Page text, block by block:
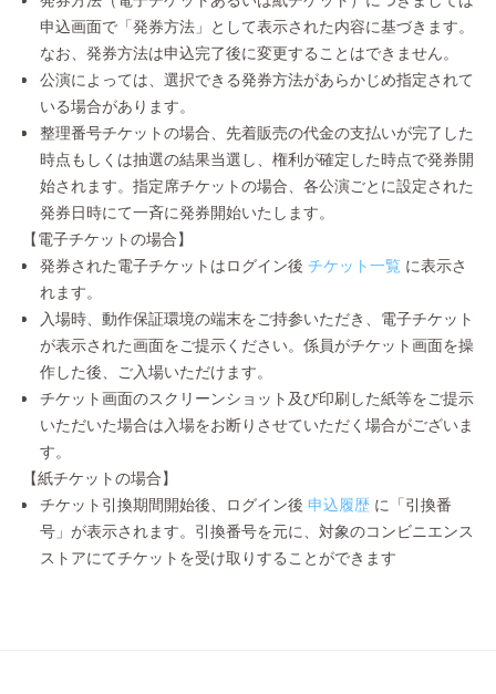
申込画面で「発券方法」として表示された内容に基づきます。
なお、発券方法は申込完了後に変更することはできません。
公演によっては、選択できる発券方法があらかじめ指定されて
いる場合があります。
整理番号チケットの場合、先着販売の代金の支払いが完了した
時点もしくは抽選の結果当選し、権利が確定した時点で発券開
始されます。指定席チケットの場合、各公演ごとに設定された
発券日時にて一斉に発券開始いたします。
【電子チケットの場合】
発券された電子チケットはログイン後 チケット一覧 に表示さ
れます。
入場時、動作保証環境の端末をご持参いただき、電子チケット
が表示された画面をご提示ください。係員がチケット画面を操
作した後、ご入場いただけます。
チケット画面のスクリーンショット及び印刷した紙等をご提示
いただいた場合は入場をお断りさせていただく場合がございま
す。
【紙チケットの場合】
チケット引換期間開始後、ログイン後 申込履歴 に「引換番
号」が表示されます。引換番号を元に、対象のコンビニエンス
ストアにてチケットを受け取りすることができます